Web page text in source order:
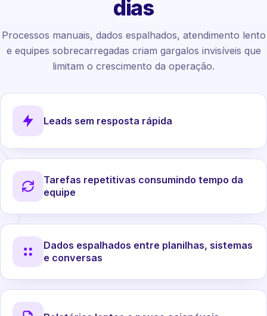
dias
Processos manuais, dados espalhados, atendimento lento
e equipes sobrecarregadas criam gargalos invisíveis que
limitam o crescimento da operação.
Leads sem resposta rápida
Tarefas repetitivas consumindo tempo da
equipe
Dados espalhados entre planilhas, sistemas
e conversas